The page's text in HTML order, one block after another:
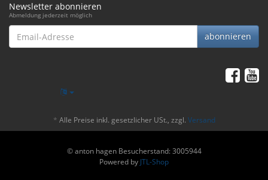
Newsletter abonnieren
Abmeldung jederzeit möglich
Email-
Adresse
abonnieren
* Alle Preise inkl. gesetzlicher USt., zzgl. Versand
© anton hagenBesucherstand: 3005944
Powered by JTL-Shop